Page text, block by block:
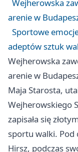
Wejherowska
arenie w
Sportowe
adeptów sztuk
Wejherowska
arenie w
Maja Starosta,
Wejherowskiego
zapisała się
sportu walki. Pod
Hirsz, podczas